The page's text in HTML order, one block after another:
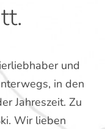
und
in den
Jahreszeit. Zu
Wir lieben